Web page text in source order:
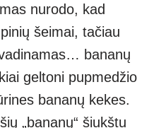
nurodo, kad
šeimai, tačiau
bananų
geltoni pupmedžio
bananų kekes.
„bananų“ šiukštu